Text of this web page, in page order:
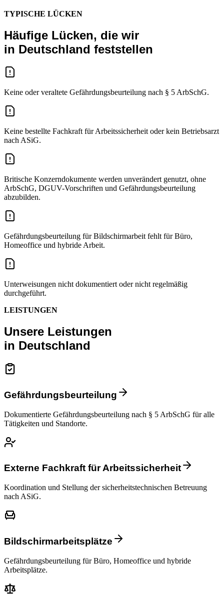
TYPISCHE LÜCKEN
Häufige Lücken, die wir
in Deutschland feststellen
Keine oder veraltete Gefährdungsbeurteilung nach § 5 ArbSchG.
Keine bestellte Fachkraft für Arbeitssicherheit oder kein Betriebsarzt
nach ASiG.
Britische Konzerndokumente werden unverändert genutzt, ohne
ArbSchG, DGUV-Vorschriften und Gefährdungsbeurteilung
abzubilden.
Gefährdungsbeurteilung für Bildschirmarbeit fehlt für Büro,
Homeoffice und hybride Arbeit.
Unterweisungen nicht dokumentiert oder nicht regelmäßig
durchgeführt.
LEISTUNGEN
Unsere Leistungen
in Deutschland
Gefährdungsbeurteilung
Dokumentierte Gefährdungsbeurteilung nach § 5 ArbSchG für alle
Tätigkeiten und Standorte.
Externe Fachkraft für Arbeitssicherheit
Koordination und Stellung der sicherheitstechnischen Betreuung
nach ASiG.
Bildschirmarbeitsplätze
Gefährdungsbeurteilung für Büro, Homeoffice und hybride
Arbeitsplätze.